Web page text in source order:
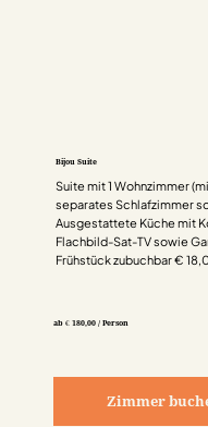
Bijou Suite
Suite mit 1 Wohnzimmer
separates Schlafzimmer
Ausgestattete Küche mit
Flachbild-Sat-TV sowie
Frühstück zubuchbar €
ab € 180,00 / Person
Zimmer